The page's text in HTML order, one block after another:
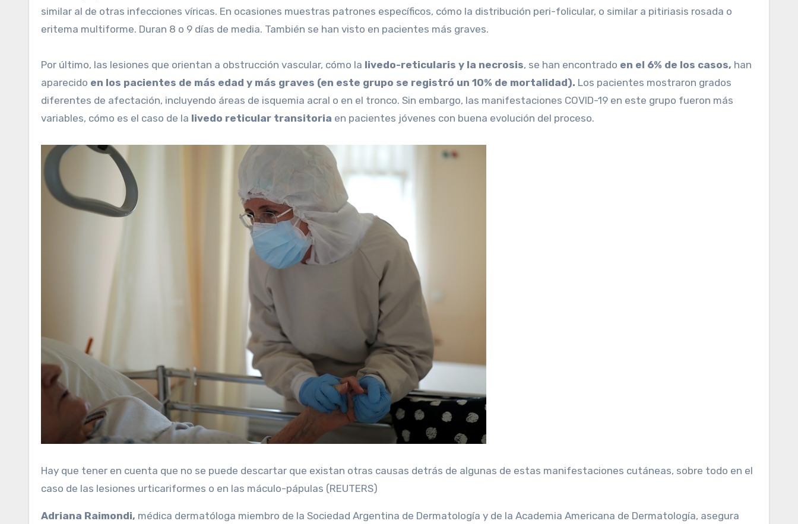
similar al de otras infecciones víricas. En ocasiones muestras patrones específicos, cómo la distribución peri-folicular, o similar a pitiriasis rosada o
eritema multiforme. Duran 8 o 9 días de media. También se han visto en pacientes más graves.
Por último, las lesiones que orientan a obstrucción vascular, cómo la livedo-reticularis y la necrosis, se han encontrado en el 6% de los casos, han
aparecido en los pacientes de más edad y más graves (en este grupo se registró un 10% de mortalidad). Los pacientes mostraron grados
diferentes de afectación, incluyendo áreas de isquemia acral o en el tronco. Sin embargo, las manifestaciones COVID-19 en este grupo fueron más
variables, cómo es el caso de la livedo reticular transitoria en pacientes jóvenes con buena evolución del proceso.
Hay que tener en cuenta que no se puede descartar que existan otras causas detrás de algunas de estas manifestaciones cutáneas, sobre todo en el
caso de las lesiones urticariformes o en las máculo-pápulas (REUTERS)
Adriana Raimondi, médica dermatóloga miembro de la Sociedad Argentina de Dermatología y de la Academia Americana de Dermatología, asegura